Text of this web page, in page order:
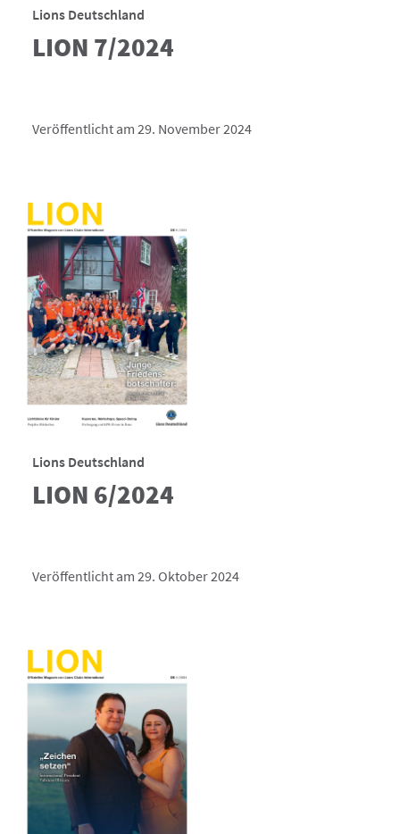
Lions Deutschland
LION 7/2024
Veröffentlicht am 29. November 2024
Lions Deutschland
LION 6/2024
Veröffentlicht am 29. Oktober 2024